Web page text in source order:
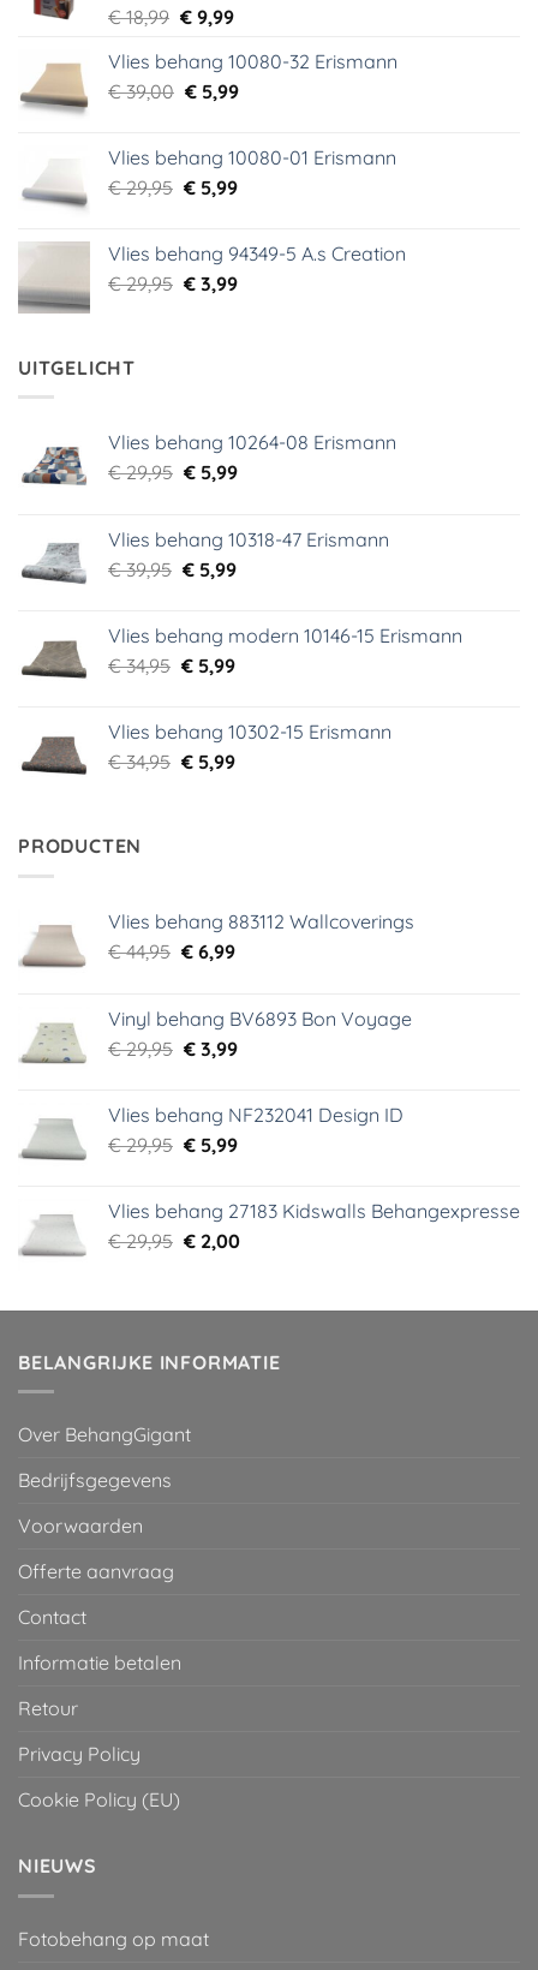
€18,99 Oorspronkelijke
was:
€ 18,99.
€9,99Huidige
is:
€ 9,99.
Vlies behang 10080-32 Erismann
€39,00 Oorspronkelijke
€ 39,00.
€5,99Huidige
€ 5,99.
Vlies behang 10080-01 Erismann
€29,95 Oorspronkelijke
€ 29,95.
€5,99Huidige
€ 5,99.
Vlies behang 94349-5 A.s Creation
€29,95 Oorspronkelijke
€3,99Huidige
UITGELICHT
Vlies behang 10264-08 Erismann
€29,95 Oorspronkelijke
€ 29,95.
€5,99Huidige
€ 5,99.
Vlies behang 10318-47 Erismann
€39,95 Oorspronkelijke
€ 39,95.
€5,99Huidige
€ 5,99.
Vlies behang modern 10146-15 Erismann
€34,95 Oorspronkelijke
€ 34,95.
€5,99Huidige
€ 5,99.
Vlies behang 10302-15 Erismann
€34,95 Oorspronkelijke
€5,99Huidige
PRODUCTEN
Vlies behang 883112 Wallcoverings
€44,95 Oorspronkelijke
€ 44,95.
€6,99Huidige
€ 6,99.
Vinyl behang BV6893 Bon Voyage
€29,95 Oorspronkelijke
€ 29,95.
€3,99Huidige
€ 3,99.
Vlies behang NF232041 Design ID
€29,95 Oorspronkelijke
€ 29,95.
€5,99Huidige
€ 5,99.
Vlies behang 27183 Kidswalls Behangexpresse
€29,95 Oorspronkelijke
€ 29,95.
€2,00Huidige
€ 2,00.
BELANGRIJKE INFORMATIE
Over BehangGigant
Bedrijfsgegevens
Voorwaarden
Offerte aanvraag
Contact
Informatie betalen
Retour
Privacy Policy
Cookie Policy (EU)
NIEUWS
Fotobehang op maat